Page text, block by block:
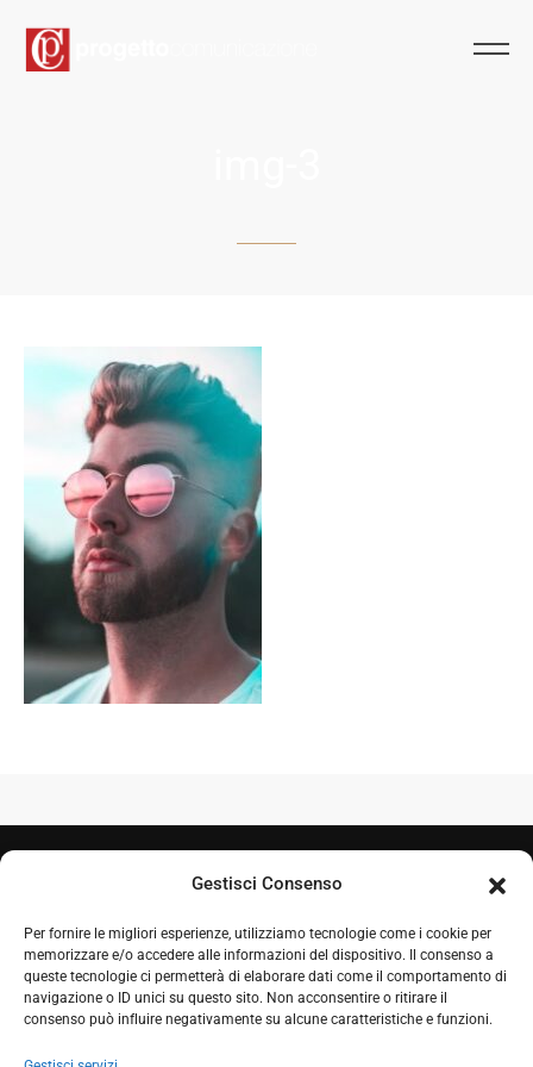
Gestisci Consenso
Per fornire le migliori esperienze, utilizziamo tecnologie come i cookie per
memorizzare e/o accedere alle informazioni del dispositivo. Il consenso a
queste tecnologie ci permetterà di elaborare dati come il comportamento di
navigazione o ID unici su questo sito. Non acconsentire o ritirare il
consenso può influire negativamente su alcune caratteristiche e funzioni.
+39 050 7212995